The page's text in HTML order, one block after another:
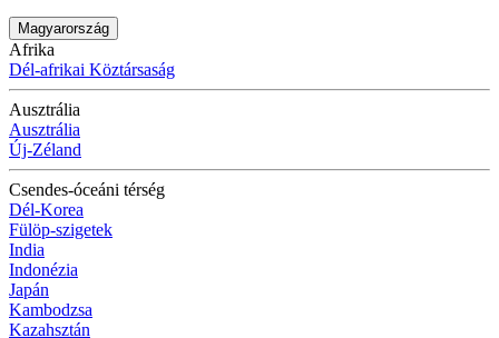
Magyarország
Afrika
Dél-afrikai Köztársaság
Ausztrália
Ausztrália
Új-Zéland
Csendes-óceáni térség
Dél-Korea
Fülöp-szigetek
India
Indonézia
Japán
Kambodzsa
Kazahsztán